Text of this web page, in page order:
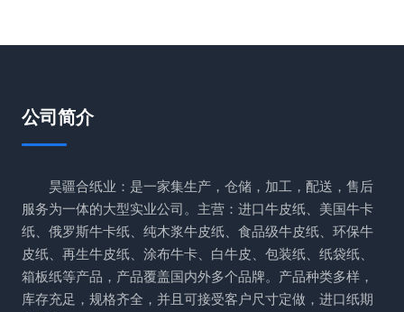
公司简介
昊疆合纸业：是一家集生产，仓储，加工，配送，售后
服务为一体的大型实业公司。主营：进口牛皮纸、美国牛卡
纸、俄罗斯牛卡纸、纯木浆牛皮纸、食品级牛皮纸、环保牛
皮纸、再生牛皮纸、涂布牛卡、白牛皮、包装纸、纸袋纸、
箱板纸等产品，产品覆盖国内外多个品牌。产品种类多样，
库存充足，规格齐全，并且可接受客户尺寸定做，进口纸期